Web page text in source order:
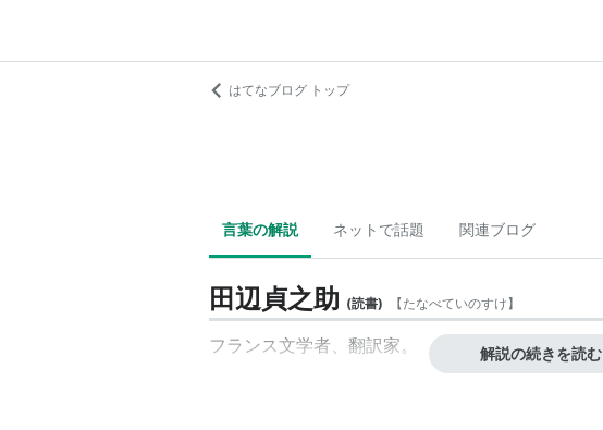
はてなブログ トップ
言葉の解説 ネットで話題 関連ブログ
田辺貞之助 (読書) 【たなべていのすけ】
フランス文学者、翻訳家。 解説の続きを読む